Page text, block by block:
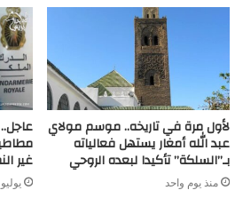
لأول مرة في تاريخه.. موسم مولاي
عبد الله أمغار يستهل فعالياته
بـ”السلكة” تأكيدا لبعده الروحي
منذ يوم واحد
غير
يوليو 7, 2026